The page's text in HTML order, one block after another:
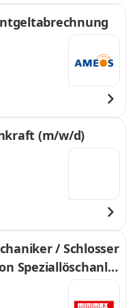
(m/w/d)
/ Schlosser
Speziallöschanla